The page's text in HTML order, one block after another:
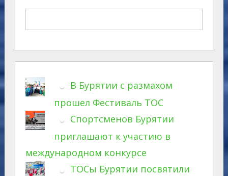
В Бурятии с размахом
прошел Фестиваль ТОС
Спортсменов Бурятии
приглашают к участию в
международном конкурсе
ТОСы Бурятии посвятили